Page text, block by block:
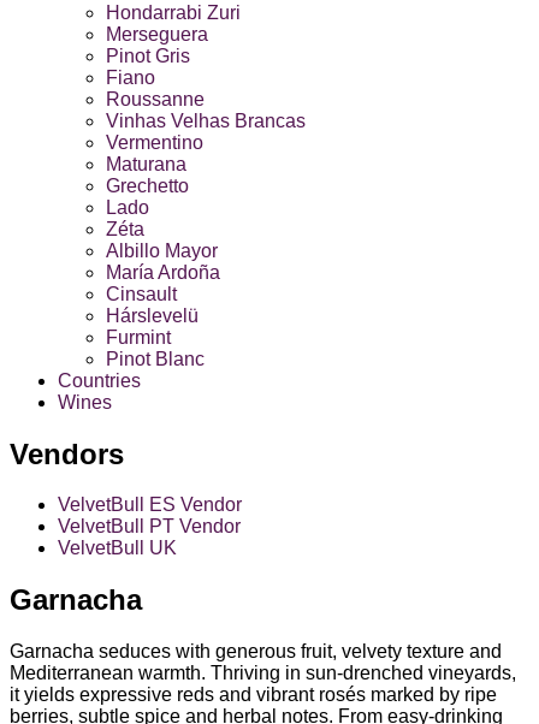
Hondarrabi Zuri
Merseguera
Pinot Gris
Fiano
Roussanne
Vinhas Velhas Brancas
Vermentino
Maturana
Grechetto
Lado
Zéta
Albillo Mayor
María Ardoña
Cinsault
Hárslevelü
Furmint
Pinot Blanc
Countries
Wines
Vendors
VelvetBull ES Vendor
VelvetBull PT Vendor
VelvetBull UK
Garnacha
Garnacha seduces with generous fruit, velvety texture and
Mediterranean warmth. Thriving in sun‑drenched vineyards,
it yields expressive reds and vibrant rosés marked by ripe
berries, subtle spice and herbal notes. From easy‑drinking